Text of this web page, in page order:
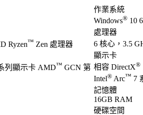
Ryzen™ Zen 處理器
列顯示卡 AMD™ GCN 第
作業系統
Windows® 10
處理器
6 核心，3.5
顯示卡
相容 DirectX®
Intel® Arc™ 7
記憶體
16GB RAM
硬碟空間